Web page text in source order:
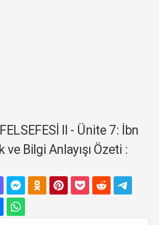
II - Ünite 7: İbn
ve Bilgi Anlayışı Özeti :